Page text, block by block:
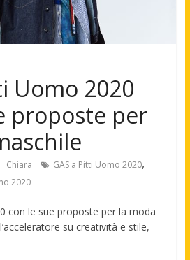
Uomo 2020
proposte per
Chiara GAS a Pitti Uomo 2020,
2020
con le sue proposte per la moda
su creatività e stile,